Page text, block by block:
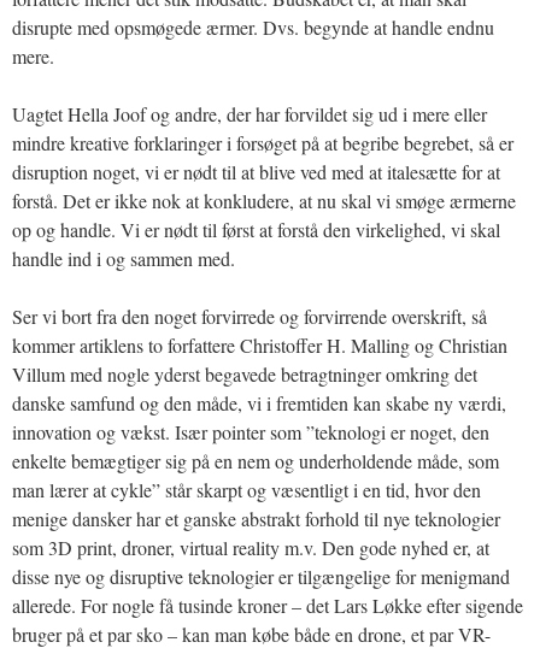
disrupte med opsmøgede ærmer. Dvs. begynde at handle endnu
mere.
Uagtet Hella Joof og andre, der har forvildet sig ud i mere eller
mindre kreative forklaringer i forsøget på at begribe begrebet, så er
disruption noget, vi er nødt til at blive ved med at italesætte for at
forstå. Det er ikke nok at konkludere, at nu skal vi smøge ærmerne
op og handle. Vi er nødt til først at forstå den virkelighed, vi skal
handle ind i og sammen med.
Ser vi bort fra den noget forvirrede og forvirrende overskrift, så
kommer artiklens to forfattere Christoffer H. Malling og Christian
Villum med nogle yderst begavede betragtninger omkring det
danske samfund og den måde, vi i fremtiden kan skabe ny værdi,
innovation og vækst. Især pointer som ”teknologi er noget, den
enkelte bemægtiger sig på en nem og underholdende måde, som
man lærer at cykle” står skarpt og væsentligt i en tid, hvor den
menige dansker har et ganske abstrakt forhold til nye teknologier
som 3D print, droner, virtual reality m.v. Den gode nyhed er, at
disse nye og disruptive teknologier er tilgængelige for menigmand
allerede. For nogle få tusinde kroner – det Lars Løkke efter sigende
bruger på et par sko – kan man købe både en drone, et par VR-